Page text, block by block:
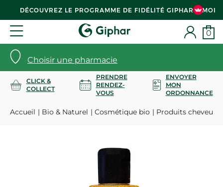
DÉCOUVREZ LE PROGRAMME DE FIDÉLITÉ GIPHAR & MOI
Choisir une pharmacie
0
CLICK &
COLLECT
PRENDRE
RENDEZ-
VOUS
ENVOYER
MON
ORDONNANCE
Accueil Bio & Naturel Cosmétique bio Produits cheveux